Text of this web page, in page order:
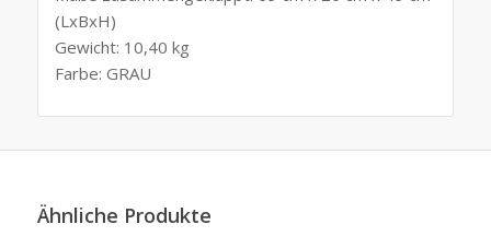
(LxBxH)
Gewicht: 10,40 kg
Farbe: GRAU
Ähnliche Produkte